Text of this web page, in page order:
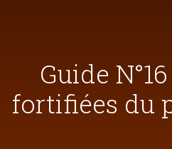
Guide
fortifiées du